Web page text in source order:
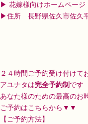
▶ 花嫁様向けホームペー
▶住所 長野県佐久市佐久
２４時間ご予約受け付けて
アユナタは完全予約制 です
あなた様のための最高のお
ご予約はこちらから▼▼
【ご予約方法】